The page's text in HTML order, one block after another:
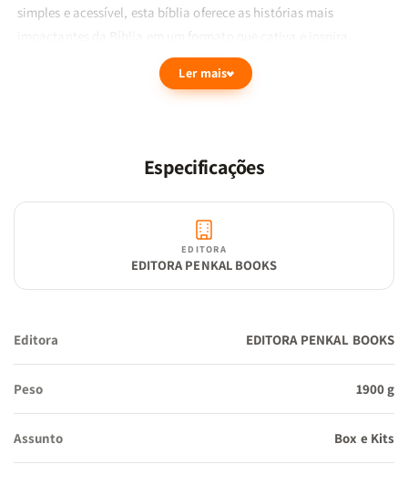
simples e acessível, esta bíblia oferece as histórias mais
impactantes da Bíblia em um formato que cativa e inspira
corações jovens. Cada página é cheia de ilustrações vibrantes,
permitindo que as crianças mergulhem nas lições de amor,
Feita especialmente para encantar e ensinar, a Bíblia Infantil
Mensageiros é muito mais do que um livro é uma ferramenta
formar uma base espiritual sólida enquanto estimula a
Ler mais
Especificações
EDITORA
EDITORA PENKAL BOOKS
Editora EDITORA PENKAL BOOKS
Peso 1900 g
Assunto Box e Kits